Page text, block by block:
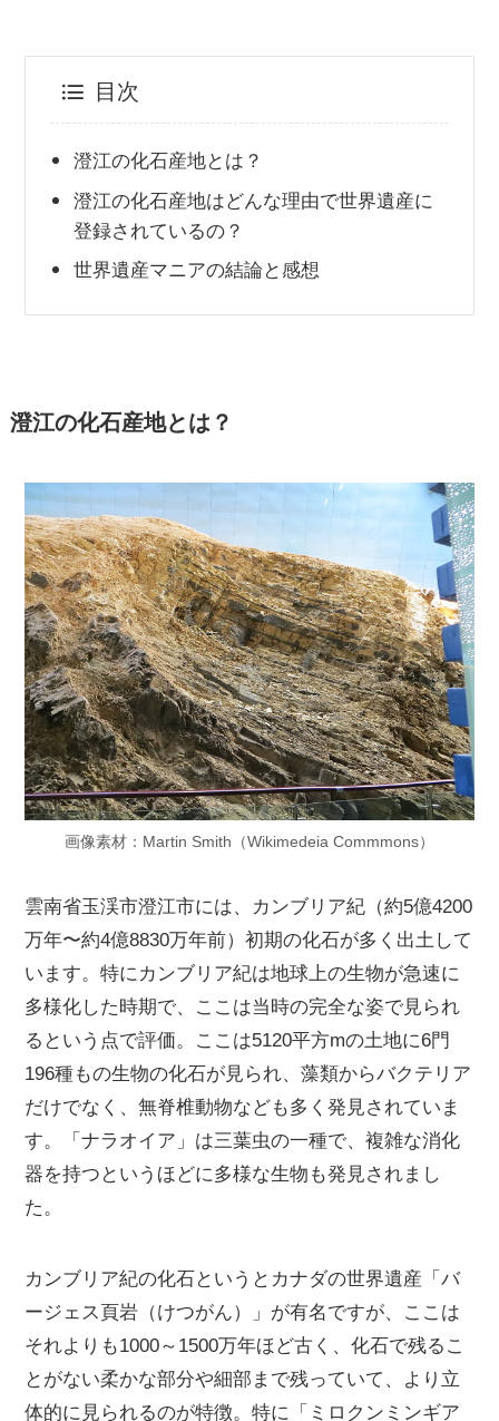
目次
澄江の化石産地とは？
澄江の化石産地はどんな理由で世界遺産に
登録されているの？
世界遺産マニアの結論と感想
澄江の化石産地とは？
画像素材：Martin Smith（Wikimedeia Commmons）
雲南省玉渓市澄江市には、カンブリア紀（約5億4200
万年〜約4億8830万年前）初期の化石が多く出土して
います。特にカンブリア紀は地球上の生物が急速に
多様化した時期で、ここは当時の完全な姿で見られ
るという点で評価。ここは5120平方mの土地に6門
196種もの生物の化石が見られ、藻類からバクテリア
だけでなく、無脊椎動物なども多く発見されていま
す。「ナラオイア」は三葉虫の一種で、複雑な消化
器を持つというほどに多様な生物も発見されまし
た。
カンブリア紀の化石というとカナダの世界遺産「バ
ージェス頁岩（けつがん）」が有名ですが、ここは
それよりも1000～1500万年ほど古く、化石で残るこ
とがない柔かな部分や細部まで残っていて、より立
体的に見られるのが特徴。特に「ミロクンミンギア